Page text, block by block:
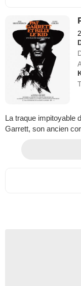
La traque impitoyable
Garrett, son ancien